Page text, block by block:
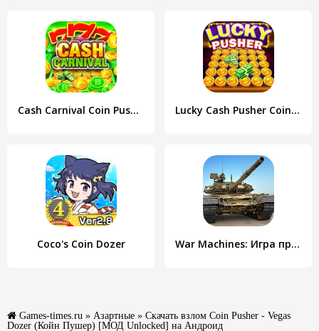
Cash Carnival Coin Pusher Game Lucky Cash Pusher Coin Games
Coco's Coin Dozer War Machines: Игра про танки
Games-times.ru » Азартные » Скачать взлом Coin Pusher - Vegas
Dozer (Койн Пушер) [МОД Unlocked] на Андроид